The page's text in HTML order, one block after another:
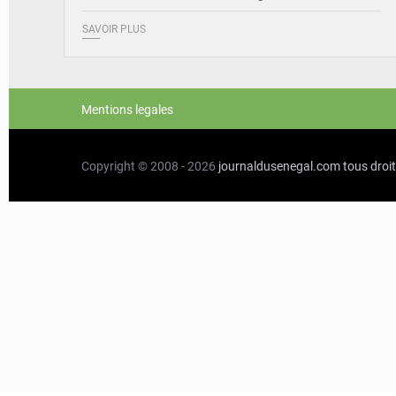
SAVOIR PLUS
Mentions legales
Copyright © 2008 - 2026 journaldusenegal.comtous